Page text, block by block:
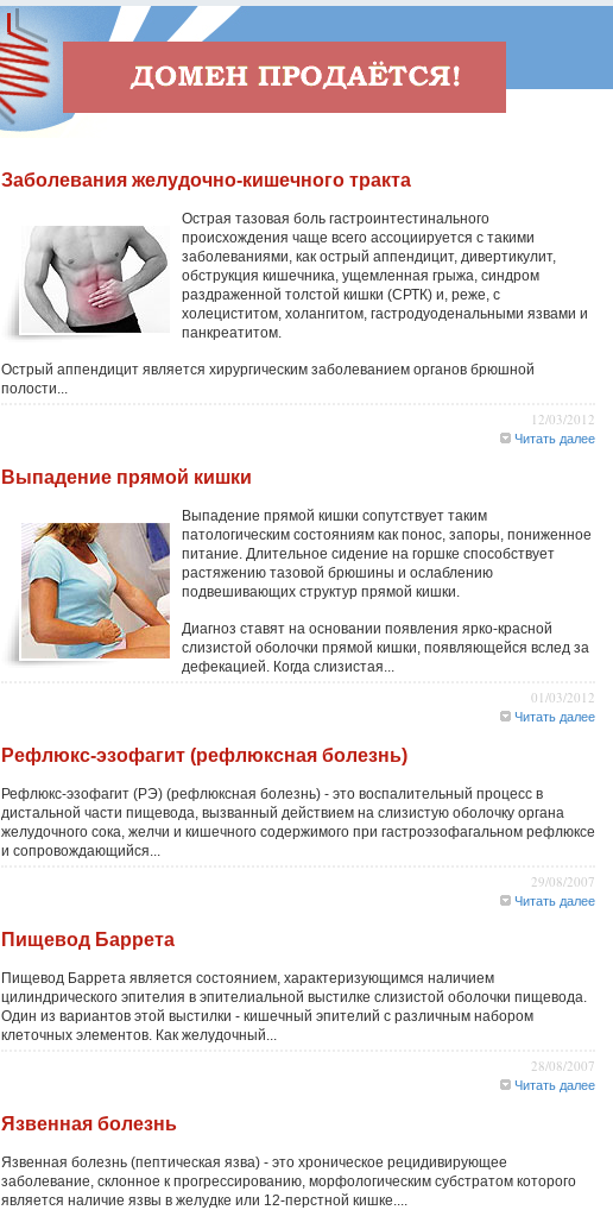
Заболевания желудочно-кишечного тракта
Острая тазовая боль гастроинтестинального
происхождения чаще всего ассоциируется с такими
заболеваниями, как острый аппендицит, дивертикулит,
обструкция кишечника, ущемленная грыжа, синдром
раздраженной толстой кишки (СРТК) и, реже, с
холециститом, холангитом, гастродуоденальными язвами и
панкреатитом.
Острый аппендицит является хирургическим заболеванием органов брюшной
полости...
12/03/2012
Читать далее
Выпадение прямой кишки
Выпадение прямой кишки сопутствует таким
патологическим состояниям как понос, запоры, пониженное
питание. Длительное сидение на горшке способствует
растяжению тазовой брюшины и ослаблению
подвешивающих структур прямой кишки.
Диагноз ставят на основании появления ярко-красной
слизистой оболочки прямой кишки, появляющейся вслед за
дефекацией. Когда слизистая...
01/03/2012
Читать далее
Рефлюкс-эзофагит (рефлюксная болезнь)
Рефлюкс-эзофагит (РЭ) (рефлюксная болезнь) - это воспалительный процесс в
дистальной части пищевода, вызванный действием на слизистую оболочку органа
желудочного сока, желчи и кишечного содержимого при гастроэзофагальном рефлюксе
и сопровождающийся...
29/08/2007
Читать далее
Пищевод Баррета
Пищевод Баррета является состоянием, характеризующимся наличием
цилиндрического эпителия в эпителиальной выстилке слизистой оболочки пищевода.
Один из вариантов этой выстилки - кишечный эпителий с различным набором
клеточных элементов. Как желудочный...
28/08/2007
Читать далее
Язвенная болезнь
Язвенная болезнь (пептическая язва) - это хроническое рецидивирующее
заболевание, склонное к прогрессированию, морфологическим субстратом которого
является наличие язвы в желудке или 12-перстной кишке....